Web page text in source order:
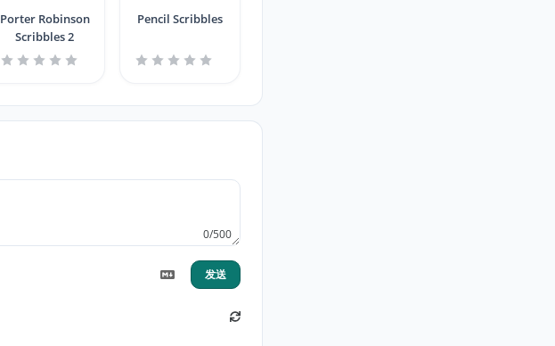
Porter Robinson
Scribbles 2
Pencil Scribbles
0/500
发送